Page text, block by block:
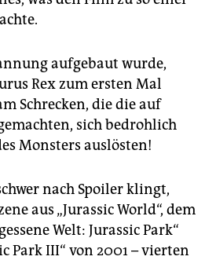
aufgebaut wurde,
Rex zum ersten Mal
Schrecken, die die auf
sich bedrohlich
Monsters auslösten!
nach Spoiler klingt,
aus „Jurassic World“, dem
Welt: Jurassic Park“
Park III“ von 2001 – vierten